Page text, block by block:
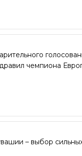
чемпиона
– выбор